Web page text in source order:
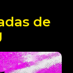
de